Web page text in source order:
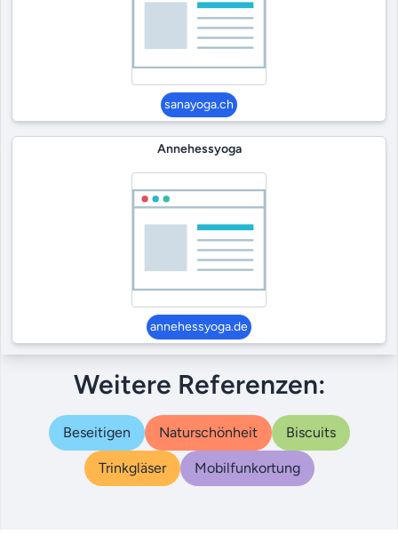
sanayoga.ch
Annehessyoga
annehessyoga.de
Weitere Referenzen:
Beseitigen Naturschönheit Biscuits
Trinkgläser Mobilfunkortung